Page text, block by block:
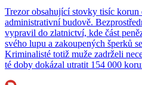
Trezor obsahující stovky tisíc
administrativní budově.
vypravil do zlatnictví, kde část
svého lupu a zakoupených šperků
Kriminalisté totiž muže zadrželi
té doby dokázal utratit 154 000